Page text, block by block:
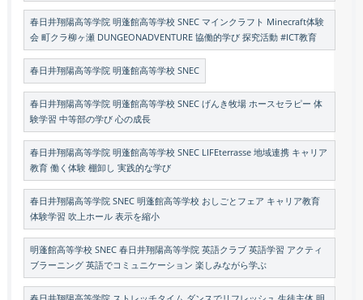
春日井翔陽高等学院 明蓬館高等学校 SNEC マインクラフト Minecraft体験
会 町クラ柳ヶ瀬 DUNGEONADVENTURE 協働的学び 探究活動 #ICT教育
春日井翔陽高等学院 明蓬館高等学校 SNEC
春日井翔陽高等学院 明蓬館高等学校 SNEC げんき牧場 ホースセラピー 体
験学習 中等部の学び 心の成長
春日井翔陽高等学院 明蓬館高等学校 SNEC LIFEterrasse 地域連携 キャリア
教育 働く体験 棚卸し 実践的な学び
春日井翔陽高等学院 SNEC 明蓬館高等学校 おしごとフェア キャリア教育
体験学習 吹上ホール 表示を縮小
明蓬館高等学校 SNEC 春日井翔陽高等学院 英語クラブ 英語学習 アクティ
ブラーニング 英語でコミュニケーション 楽しみながら学ぶ